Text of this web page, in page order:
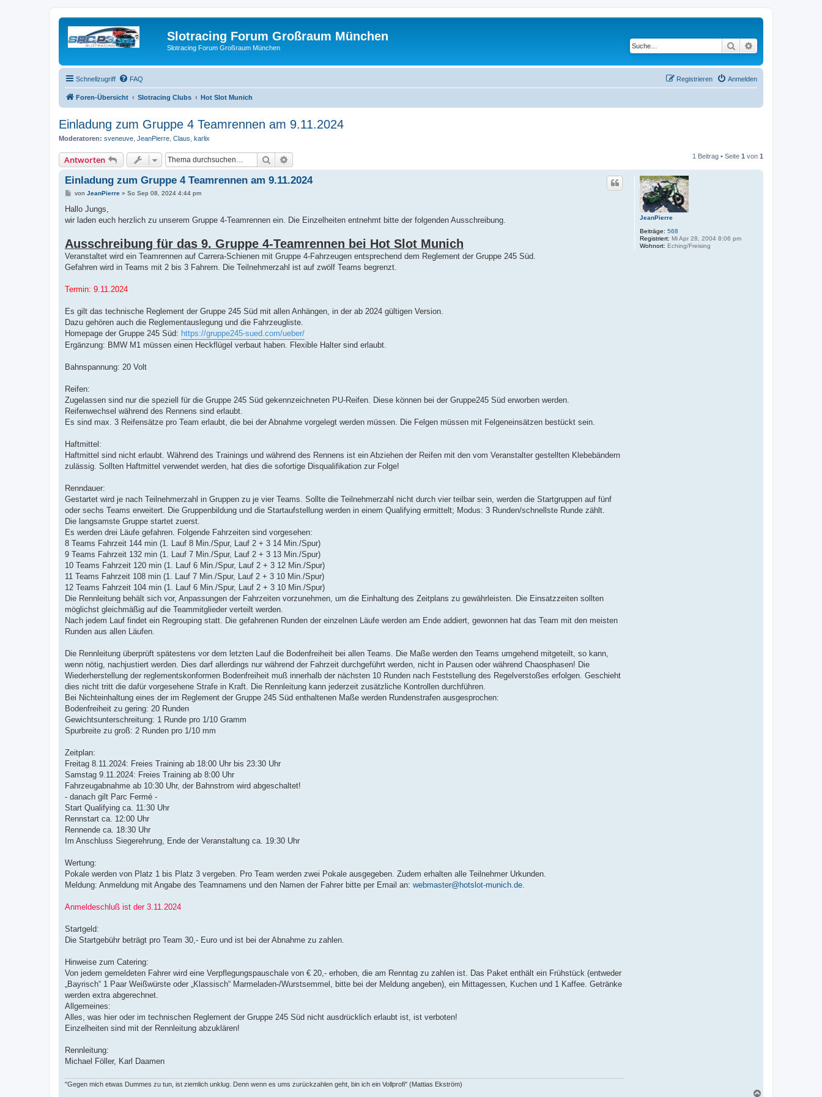
Slotracing Forum Großraum München
Slotracing Forum Großraum München Suche
Schnellzugriff FAQ Anmelden
Registrieren
Foren-Übersicht Slotracing Clubs Hot Slot Munich
Einladung zum Gruppe 4 Teamrennen am 9.11.2024
Moderatoren: sveneuve JeanPierre Claus karlix
Antworten Suche 1 Beitrag • Seite 1 von 1
JeanPierre
Beiträge: 568
Registriert: Mi Apr 28, 2004 8:06 pm
Wohnort: Eching/Freising
Einladung zum Gruppe 4 Teamrennen am 9.11.2024
B
i
r
von JeanPierre» So Sep 08, 2024 4:44 pm
Hallo Jungs,
wir laden euch herzlich zu unserem Gruppe 4-Teamrennen ein. Die Einzelheiten entnehmt bitte der folgenden Ausschreibung.
Ausschreibung für das 9. Gruppe 4-Teamrennen bei Hot Slot Munich
Veranstaltet wird ein Teamrennen auf Carrera-Schienen mit Gruppe 4-Fahrzeugen entsprechend dem Reglement der Gruppe 245 Süd.
Gefahren wird in Teams mit 2 bis 3 Fahrern. Die Teilnehmerzahl ist auf zwölf Teams begrenzt.
Termin: 9.11.2024
Es gilt das technische Reglement der Gruppe 245 Süd mit allen Anhängen, in der ab 2024 gültigen Version.
Dazu gehören auch die Reglementauslegung und die Fahrzeugliste.
Homepage der Gruppe 245 Süd: https://gruppe245-sued.com/ueber/
Ergänzung: BMW M1 müssen einen Heckflügel verbaut haben. Flexible Halter sind erlaubt.
Bahnspannung: 20 Volt
Reifen:
Zugelassen sind nur die speziell für die Gruppe 245 Süd gekennzeichneten PU-Reifen. Diese können bei der Gruppe245 Süd erworben werden.
Reifenwechsel während des Rennens sind erlaubt.
Es sind max. 3 Reifensätze pro Team erlaubt, die bei der Abnahme vorgelegt werden müssen. Die Felgen müssen mit Felgeneinsätzen bestückt sein.
Haftmittel:
Haftmittel sind nicht erlaubt. Während des Trainings und während des Rennens ist ein Abziehen der Reifen mit den vom Veranstalter gestellten Klebebändern
zulässig. Sollten Haftmittel verwendet werden, hat dies die sofortige Disqualifikation zur Folge!
Renndauer:
Gestartet wird je nach Teilnehmerzahl in Gruppen zu je vier Teams. Sollte die Teilnehmerzahl nicht durch vier teilbar sein, werden die Startgruppen auf fünf
oder sechs Teams erweitert. Die Gruppenbildung und die Startaufstellung werden in einem Qualifying ermittelt; Modus: 3 Runden/schnellste Runde zählt.
Die langsamste Gruppe startet zuerst.
Es werden drei Läufe gefahren. Folgende Fahrzeiten sind vorgesehen:
8 Teams Fahrzeit 144 min (1. Lauf 8 Min./Spur, Lauf 2 + 3 14 Min./Spur)
9 Teams Fahrzeit 132 min (1. Lauf 7 Min./Spur, Lauf 2 + 3 13 Min./Spur)
10 Teams Fahrzeit 120 min (1. Lauf 6 Min./Spur, Lauf 2 + 3 12 Min./Spur)
11 Teams Fahrzeit 108 min (1. Lauf 7 Min./Spur, Lauf 2 + 3 10 Min./Spur)
12 Teams Fahrzeit 104 min (1. Lauf 6 Min./Spur, Lauf 2 + 3 10 Min./Spur)
Die Rennleitung behält sich vor, Anpassungen der Fahrzeiten vorzunehmen, um die Einhaltung des Zeitplans zu gewährleisten. Die Einsatzzeiten sollten
möglichst gleichmäßig auf die Teammitglieder verteilt werden.
Nach jedem Lauf findet ein Regrouping statt. Die gefahrenen Runden der einzelnen Läufe werden am Ende addiert, gewonnen hat das Team mit den meisten
Runden aus allen Läufen.
Die Rennleitung überprüft spätestens vor dem letzten Lauf die Bodenfreiheit bei allen Teams. Die Maße werden den Teams umgehend mitgeteilt, so kann,
wenn nötig, nachjustiert werden. Dies darf allerdings nur während der Fahrzeit durchgeführt werden, nicht in Pausen oder während Chaosphasen! Die
Wiederherstellung der reglementskonformen Bodenfreiheit muß innerhalb der nächsten 10 Runden nach Feststellung des Regelverstoßes erfolgen. Geschieht
dies nicht tritt die dafür vorgesehene Strafe in Kraft. Die Rennleitung kann jederzeit zusätzliche Kontrollen durchführen.
Bei Nichteinhaltung eines der im Reglement der Gruppe 245 Süd enthaltenen Maße werden Rundenstrafen ausgesprochen:
Bodenfreiheit zu gering: 20 Runden
Gewichtsunterschreitung: 1 Runde pro 1/10 Gramm
Spurbreite zu groß: 2 Runden pro 1/10 mm
Zeitplan:
Freitag 8.11.2024: Freies Training ab 18:00 Uhr bis 23:30 Uhr
Samstag 9.11.2024: Freies Training ab 8:00 Uhr
Fahrzeugabnahme ab 10:30 Uhr, der Bahnstrom wird abgeschaltet!
- danach gilt Parc Fermé -
Start Qualifying ca. 11:30 Uhr
Rennstart ca. 12:00 Uhr
Rennende ca. 18:30 Uhr
Im Anschluss Siegerehrung, Ende der Veranstaltung ca. 19:30 Uhr
Wertung:
Pokale werden von Platz 1 bis Platz 3 vergeben. Pro Team werden zwei Pokale ausgegeben. Zudem erhalten alle Teilnehmer Urkunden.
Meldung: Anmeldung mit Angabe des Teamnamens und den Namen der Fahrer bitte per Email an: webmaster@hotslot-munich.de.
Anmeldeschluß ist der 3.11.2024
Startgeld:
Die Startgebühr beträgt pro Team 30,- Euro und ist bei der Abnahme zu zahlen.
Hinweise zum Catering:
Von jedem gemeldeten Fahrer wird eine Verpflegungspauschale von € 20,- erhoben, die am Renntag zu zahlen ist. Das Paket enthält ein Frühstück (entweder
„Bayrisch“ 1 Paar Weißwürste oder „Klassisch“ Marmeladen-/Wurstsemmel, bitte bei der Meldung angeben), ein Mittagessen, Kuchen und 1 Kaffee. Getränke
werden extra abgerechnet.
Allgemeines:
Alles, was hier oder im technischen Reglement der Gruppe 245 Süd nicht ausdrücklich erlaubt ist, ist verboten!
Einzelheiten sind mit der Rennleitung abzuklären!
Rennleitung:
Michael Föller, Karl Daamen
"Gegen mich etwas Dummes zu tun, ist ziemlich unklug. Denn wenn es ums zurückzahlen geht, bin ich ein Vollprofi" (Mattias Ekström)